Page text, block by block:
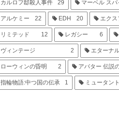
カルロフ邸殺人事件 29 マーベル ス
アルケミー 22 EDH 20 エクス
リミテッド 12 レガシー 6
ヴィンテージ 2 エターナ
ローウィンの昏明 2 アバター 伝説
指輪物語:中つ国の伝承 1 ミュータン